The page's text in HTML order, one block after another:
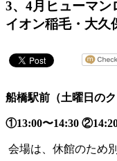
3、4月ヒューマン
イオン稲毛・大久
船橋駅前（土曜日の
①13:00〜14:30
会場は、休館のため